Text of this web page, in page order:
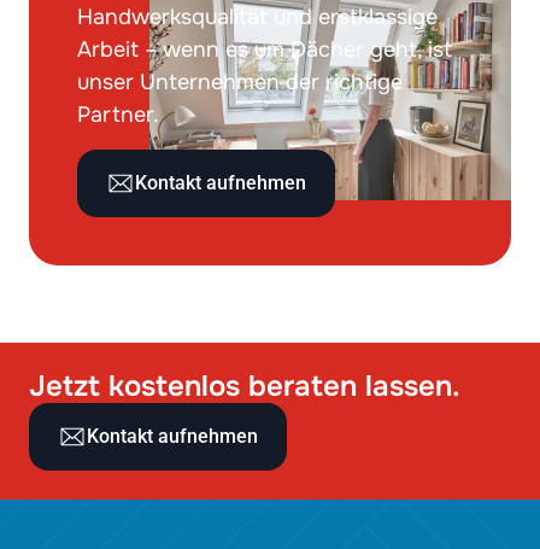
Handwerksqualität und erstklassige
Arbeit – wenn es um Dächer geht, ist
unser Unternehmen der richtige
Partner.
Kontakt aufnehmen
Jetzt kostenlos beraten lassen.
Kontakt aufnehmen